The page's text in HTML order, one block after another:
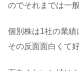
のでそれまでは一
個別株は1社の業績
その反面面白くて